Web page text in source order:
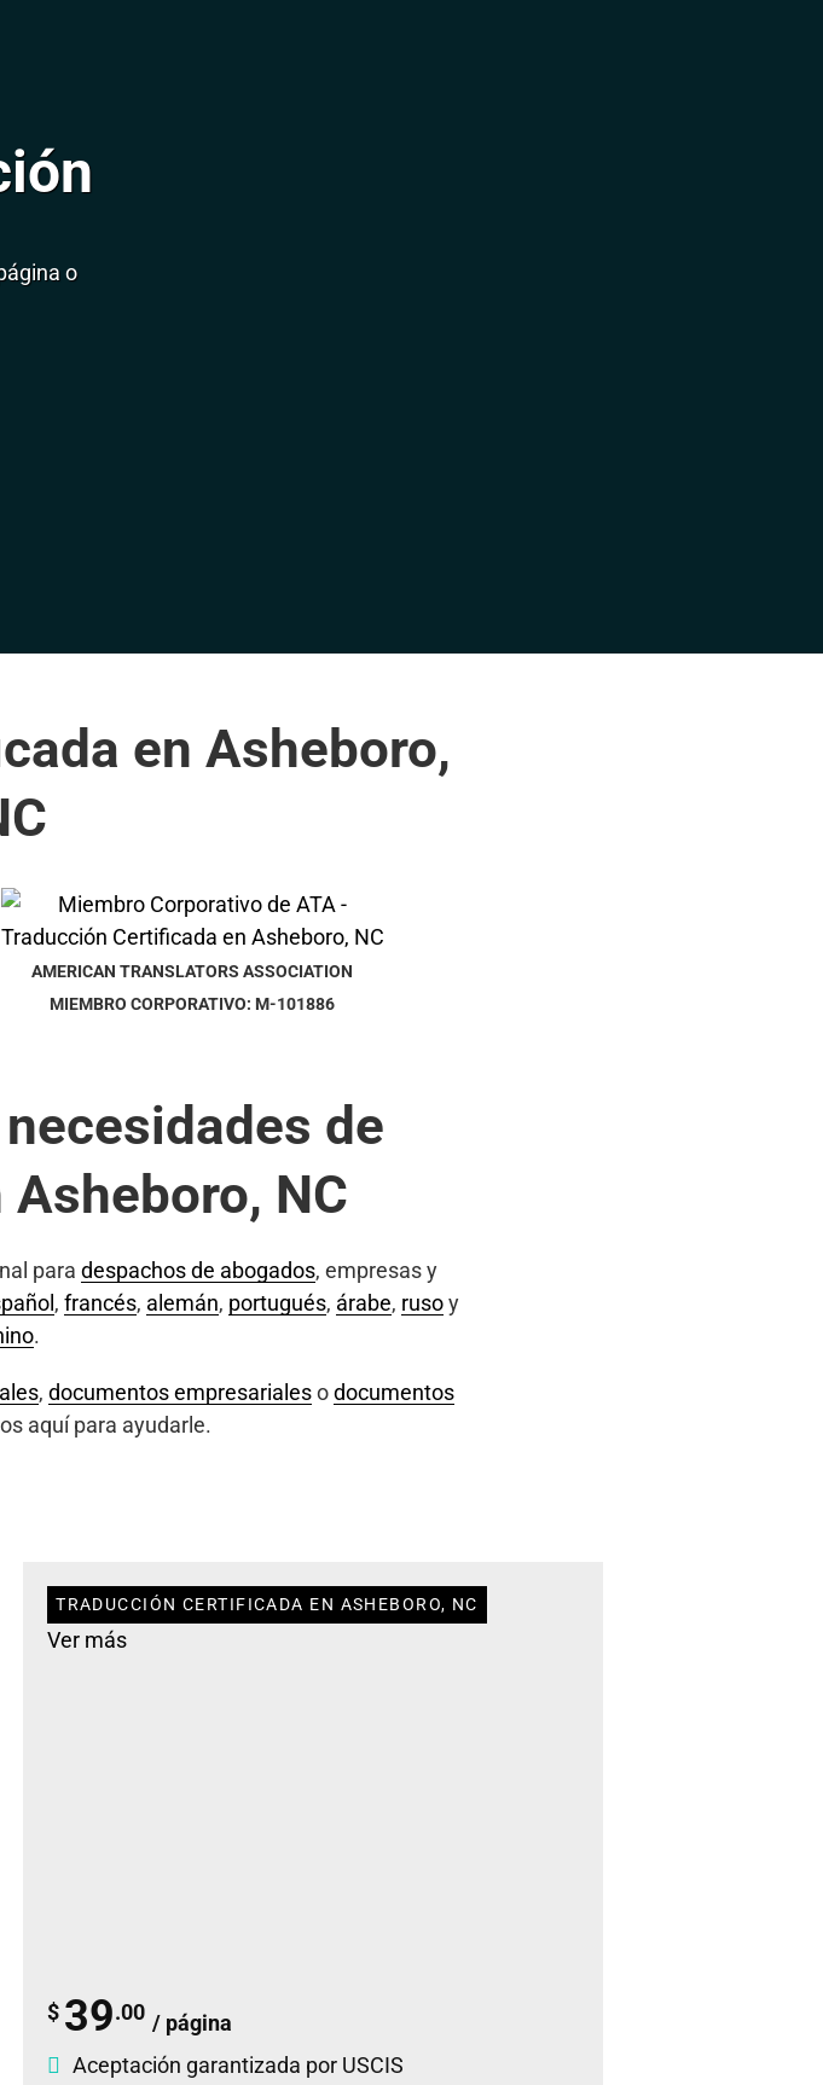
o
en Asheboro,
AMERICAN TRANSLATORS ASSOCIATION
MIEMBRO CORPORATIVO: M-101886
de
NC
para despachos de abogados, empresas y
, francés, alemán, portugués, árabe, rusoy
.
, documentos empresarialesodocumentos
aquí para ayudarle.
TRADUCCIÓN CERTIFICADA EN ASHEBORO, NC
Ver más
$ 39.00 / página
Aceptación garantizada por USCIS